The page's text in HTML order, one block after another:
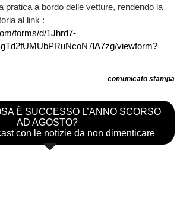
pratica a bordo delle vetture, rendendo la
al link :
forms/d/1Jhrd7-
viewform?
comunicato stampa
È SUCCESSO L’ANNO SCORSO
AD AGOSTO?
con le notizie da non dimenticare